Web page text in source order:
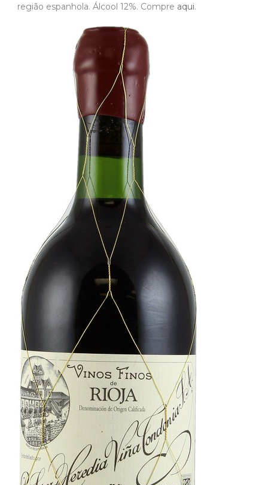
região espanhola. Álcool 12%. Compre aqui.